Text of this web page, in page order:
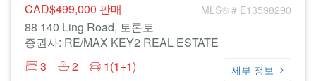
CAD$499,000 판매 MLS® # E13598290
88 140 Ling Road, 토론토
증권사: RE/MAX KEY2 REAL ESTATE
3
2 1(1+1) 세부 정보